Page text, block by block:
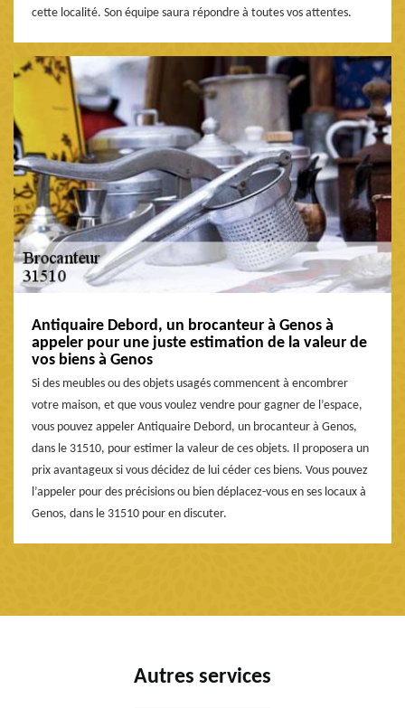
cette localité. Son équipe saura répondre à toutes vos attentes.
Antiquaire Debord, un brocanteur à Genos à
appeler pour une juste estimation de la valeur de
vos biens à Genos
Si des meubles ou des objets usagés commencent à encombrer
votre maison, et que vous voulez vendre pour gagner de l’espace,
vous pouvez appeler Antiquaire Debord, un brocanteur à Genos,
dans le 31510, pour estimer la valeur de ces objets. Il proposera un
prix avantageux si vous décidez de lui céder ces biens. Vous pouvez
l’appeler pour des précisions ou bien déplacez-vous en ses locaux à
Genos, dans le 31510 pour en discuter.
Autres services